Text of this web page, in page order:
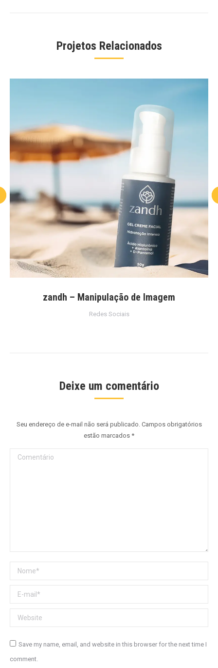
Projetos Relacionados
zandh – Manipulação de Imagem
Redes Sociais
Deixe um comentário
Seu endereço de e-mail não será publicado. Campos obrigatórios
estão marcados *
Comentário
Nome *
E-mail *
Website
Save my name, email, and website in this browser for the next time I
comment.